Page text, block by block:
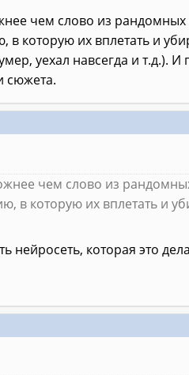
чем слово из
в которую их вплетать и
уехал навсегда и т.д.).
сюжета.
чем слово из
в которую их вплетать и
нейросеть, которая это